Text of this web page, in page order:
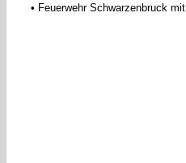
• Feuerwehr Schwarzenbruck mit